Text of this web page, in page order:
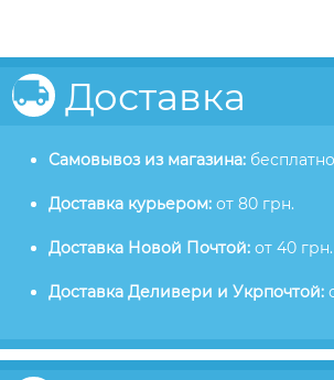
Доставка
Самовывоз из магазина: бесплатно
Доставка курьером: от 80 грн.
Доставка Новой Почтой: от 40 грн.
Доставка Деливери и Укрпочтой: